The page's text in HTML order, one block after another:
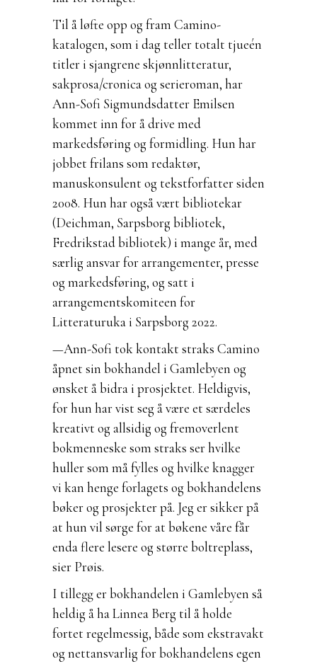
Til å løfte opp og fram Camino-
katalogen, som i dag teller totalt tjueén
titler i sjangrene skjønnlitteratur,
sakprosa/cronica og serieroman, har
Ann-Sofi Sigmundsdatter Emilsen
kommet inn for å drive med
markedsføring og formidling. Hun har
jobbet frilans som redaktør,
manuskonsulent og tekstforfatter siden
2008. Hun har også vært bibliotekar
(Deichman, Sarpsborg bibliotek,
Fredrikstad bibliotek) i mange år, med
særlig ansvar for arrangementer, presse
og markedsføring, og satt i
arrangementskomiteen for
Litteraturuka i Sarpsborg 2022.
—Ann-Sofi tok kontakt straks Camino
åpnet sin bokhandel i Gamlebyen og
ønsket å bidra i prosjektet. Heldigvis,
for hun har vist seg å være et særdeles
kreativt og allsidig og fremoverlent
bokmenneske som straks ser hvilke
huller som må fylles og hvilke knagger
vi kan henge forlagets og bokhandelens
bøker og prosjekter på. Jeg er sikker på
at hun vil sørge for at bøkene våre får
enda flere lesere og større boltreplass,
sier Prøis.
I tillegg er bokhandelen i Gamlebyen så
heldig å ha Linnea Berg til å holde
fortet regelmessig, både som ekstravakt
og nettansvarlig for bokhandelens egen